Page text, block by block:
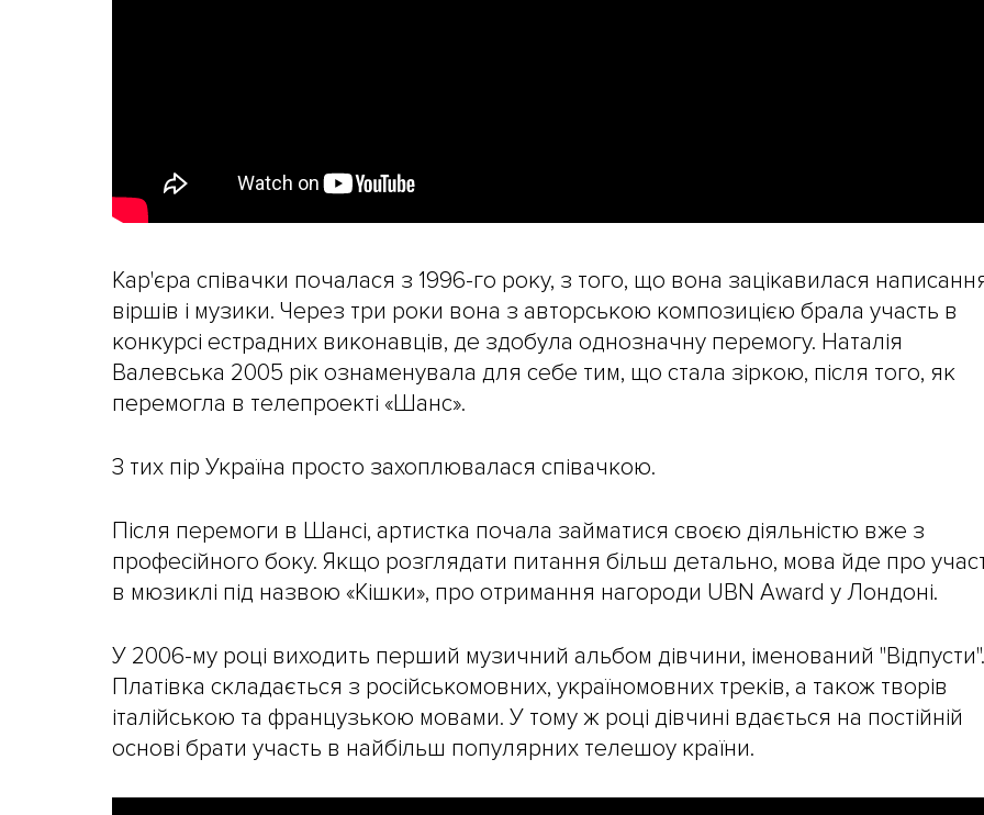
Кар'єра співачки почалася з 1996-го року, з того, що вона зацікавилася
віршів і музики. Через три роки вона з авторською композицією брала участь в
конкурсі естрадних виконавців, де здобула однозначну перемогу. Наталія
Валевська 2005 рік ознаменувала для себе тим, що стала зіркою, після того, як
перемогла в телепроекті «Шанс».
З тих пір Україна просто захоплювалася співачкою.
Після перемоги в Шансі, артистка почала займатися своєю діяльністю вже з
професійного боку. Якщо розглядати питання більш детально, мова йде про
в мюзиклі під назвою «Кішки», про отримання нагороди UBN Award у Лондоні.
У 2006-му році виходить перший музичний альбом дівчини, іменований "Відпусти".
Платівка складається з російськомовних, україномовних треків, а також творів
італійською та французькою мовами. У тому ж році дівчині вдається на постійній
основі брати участь в найбільш популярних телешоу країни.